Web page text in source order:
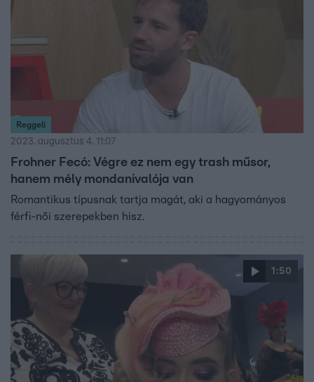
Reggeli
2023. augusztus 4. 11:07
Frohner Fecó: Végre ez nem egy trash műsor,
hanem mély mondanivalója van
Romantikus típusnak tartja magát, aki a hagyományos
férfi-női szerepekben hisz.
1:50